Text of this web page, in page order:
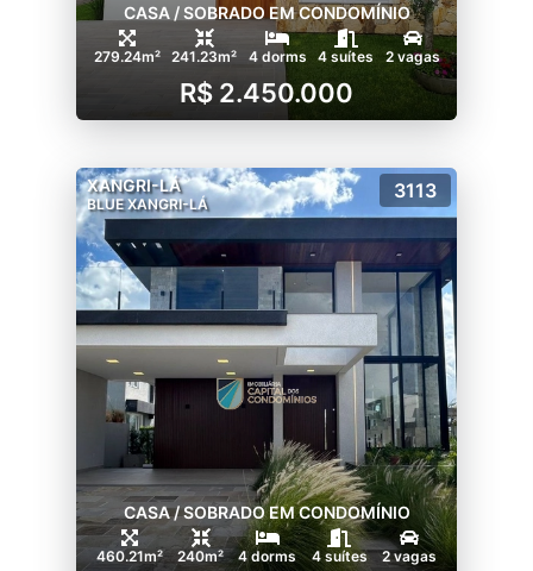
CASA / SOBRADO EM CONDOMÍNIO
279.24m² 241.23m² 4 dorms 4 suítes 2 vagas
R$ 2.450.000
XANGRI-LÁ
BLUE XANGRI-LÁ
3113
CASA / SOBRADO EM CONDOMÍNIO
460.21m² 240m² 4 dorms 4 suítes 2 vagas